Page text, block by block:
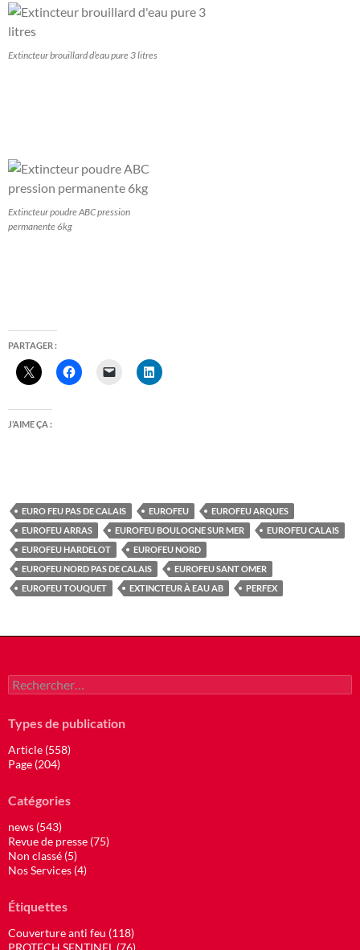
Extincteur brouillard d’eau pure 3 litres
Extincteur poudre ABC pression
permanente 6kg
PARTAGER :
J’AIME ÇA :
EURO FEU PAS DE CALAIS EUROFEU
EUROFEU ARQUES
EUROFEU ARRAS
EUROFEU BOULOGNE SUR MER
EUROFEU CALAIS
EUROFEU HARDELOT
EUROFEU NORD
EUROFEU NORD PAS DE CALAIS
EUROFEU SANT OMER
EUROFEU TOUQUET
EXTINCTEUR À EAU AB PERFEX
Rechercher :
Types de publication
Article (558)
Page (204)
Catégories
news (543)
Revue de presse (75)
Non classé (5)
Nos Services (4)
Étiquettes
Couverture anti feu (118)
PROTECH SENTINEL (76)